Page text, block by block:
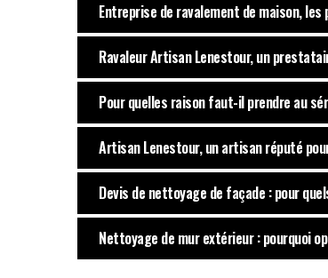
Entreprise de ravalement de maison,
Ravaleur Artisan Lenestour, un
Pour quelles raison faut-il prendre au
Artisan Lenestour, un artisan réputé
Devis de nettoyage de façade : pour
Nettoyage de mur extérieur : pourquoi